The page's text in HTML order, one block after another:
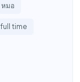
หมอ
time